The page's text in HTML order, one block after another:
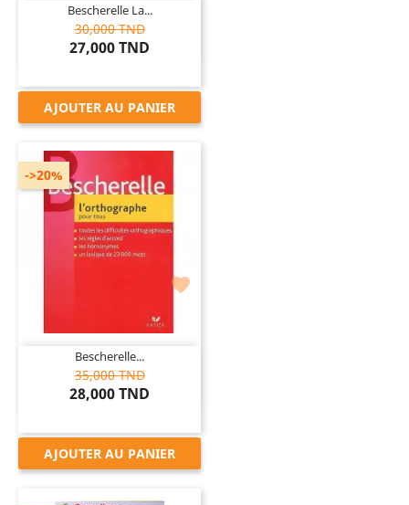
Bescherelle La...
30,000 TND
27,000 TND
AJOUTER AU PANIER

Bescherelle...
35,000 TND
28,000 TND
->20%
AJOUTER AU PANIER